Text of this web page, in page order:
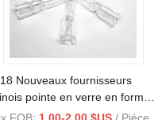
Nouveaux fournisseurs
pointe en verre en forme
cône